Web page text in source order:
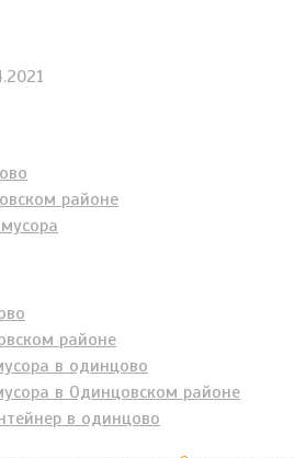
районе
районе
в одинцово
в Одинцовском районе
в одинцово